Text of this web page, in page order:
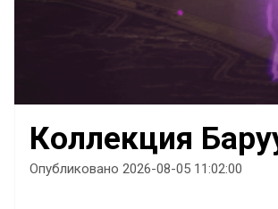
Коллекция
Опубликовано 2026-08-05 11:02:00